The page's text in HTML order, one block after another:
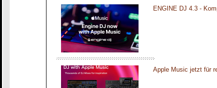
ENGINE DJ 4.3 -
Apple Music jetzt für